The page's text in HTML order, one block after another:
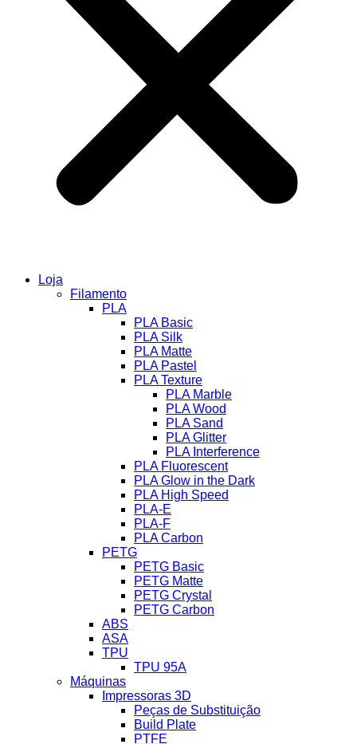
Loja
Filamento
PLA
PLA Basic
PLA Silk
PLA Matte
PLA Pastel
PLA Texture
PLA Marble
PLA Wood
PLA Sand
PLA Glitter
PLA Interference
PLA Fluorescent
PLA Glow in the Dark
PLA High Speed
PLA-E
PLA-F
PLA Carbon
PETG
PETG Basic
PETG Matte
PETG Crystal
PETG Carbon
ABS
ASA
TPU
TPU 95A
Máquinas
Impressoras 3D
Peças de Substituição
Build Plate
PTFE